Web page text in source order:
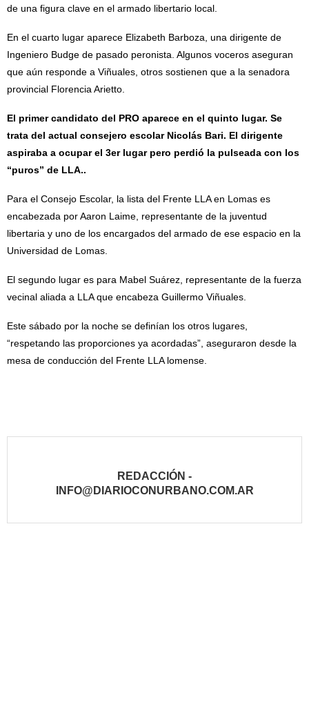
de una figura clave en el armado libertario local.
En el cuarto lugar aparece Elizabeth Barboza, una dirigente de
Ingeniero Budge de pasado peronista. Algunos voceros aseguran
que aún responde a Viñuales, otros sostienen que a la senadora
provincial Florencia Arietto.
El primer candidato del PRO aparece en el quinto lugar. Se
trata del actual consejero escolar Nicolás Bari. El dirigente
aspiraba a ocupar el 3er lugar pero perdió la pulseada con los
“puros” de LLA..
Para el Consejo Escolar, la lista del Frente LLA en Lomas es
encabezada por Aaron Laime, representante de la juventud
libertaria y uno de los encargados del armado de ese espacio en la
Universidad de Lomas.
El segundo lugar es para Mabel Suárez, representante de la fuerza
vecinal aliada a LLA que encabeza Guillermo Viñuales.
Este sábado por la noche se definían los otros lugares,
“respetando las proporciones ya acordadas”, aseguraron desde la
mesa de conducción del Frente LLA lomense.
REDACCIÓN -
INFO@DIARIOCONURBANO.COM.AR